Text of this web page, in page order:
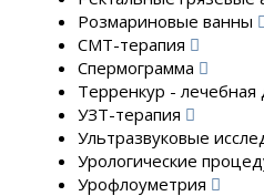
Розмариновые ванны
СМТ-терапия
Спермограмма
Терренкур -
УЗТ-терапия
Ультразвуковые
Урологические
Урофлоуметрия